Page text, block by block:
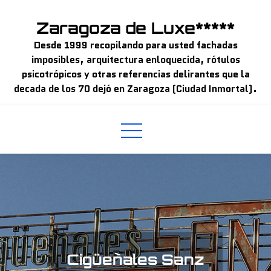
Zaragoza de Luxe*****
Desde 1999 recopilando para usted fachadas
imposibles, arquitectura enloquecida, rótulos
psicotrópicos y otras referencias delirantes que la
decada de los 70 dejó en Zaragoza (Ciudad Inmortal).
Cigüeñales Sanz